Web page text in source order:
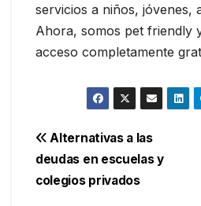
servicios a niños, jóvenes,
Ahora, somos pet friendly
acceso completamente
Navegación
de
Alternativas a las
deudas en escuelas y
colegios privados